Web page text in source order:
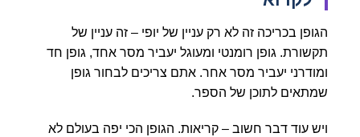
הגופן בכריכה זה לא רק עניין של יופי – זה עניין של
תקשורת. גופן רומנטי ומעוגל יעביר מסר אחד, גופן חד
ומודרני יעביר מסר אחר. אתם צריכים לבחור גופן
שמתאים לתוכן של הספר.
ויש עוד דבר חשוב – קריאות. הגופן הכי יפה בעולם לא